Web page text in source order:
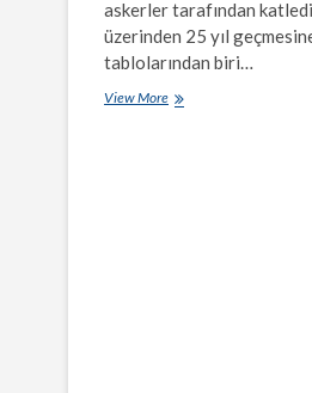
askerler tarafından
üzerinden 25 yıl
tablolarından biri…
View More25’inci